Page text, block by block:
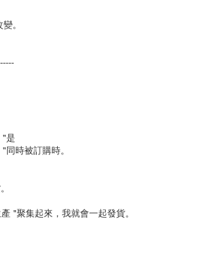
。
"是
時被訂購時。
"聚集起來，我就會一起發貨。